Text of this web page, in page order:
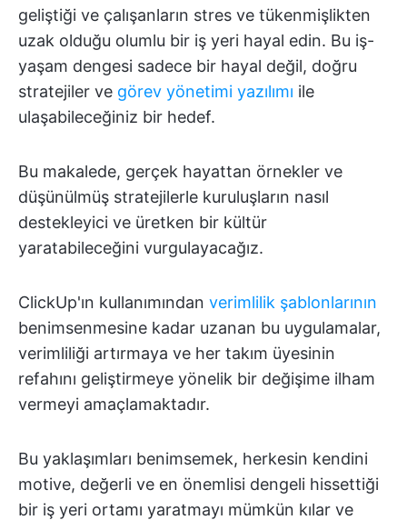
geliştiği ve çalışanların stres ve tükenmişlikten
uzak olduğu olumlu bir iş yeri hayal edin. Bu iş-
yaşam dengesi sadece bir hayal değil, doğru
stratejiler ve görev yönetimi yazılımı ile
ulaşabileceğiniz bir hedef.
Bu makalede, gerçek hayattan örnekler ve
düşünülmüş stratejilerle kuruluşların nasıl
destekleyici ve üretken bir kültür
yaratabileceğini vurgulayacağız.
ClickUp'ın kullanımından verimlilik şablonlarının
benimsenmesine kadar uzanan bu uygulamalar,
verimliliği artırmaya ve her takım üyesinin
refahını geliştirmeye yönelik bir değişime ilham
vermeyi amaçlamaktadır.
Bu yaklaşımları benimsemek, herkesin kendini
motive, değerli ve en önemlisi dengeli hissettiği
bir iş yeri ortamı yaratmayı mümkün kılar ve